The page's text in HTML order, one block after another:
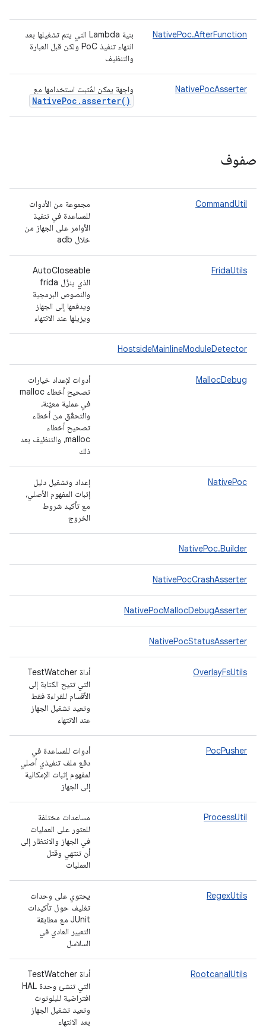
NativePoc.AfterFunction
بنية Lambda التي يتم تشغيلها بعد
انتهاء تنفيذ PoC ولكن قبل العبارة
والتنظيف
NativePocAsserter واجهة يمكن لمُثبت استخدامها مع
NativePoc .asserter( )
صفوف
CommandUtil
مجموعة من الأدوات
للمساعدة في تنفيذ
الأوامر على الجهاز من
خلال adb
FridaUtils
AutoCloseable
الذي ينزّل frida
والنصوص البرمجية
ويدفعها إلى الجهاز
ويزيلها عند الانتهاء
HostsideMainlineModuleDetector
MallocDebug
أدوات لإعداد خيارات
تصحيح أخطاء malloc
في عملية معيّنة،
والتحقّق من أخطاء
تصحيح أخطاء
malloc، والتنظيف بعد
ذلك
NativePoc
إعداد وتشغيل دليل
إثبات المفهوم الأصلي،
مع تأكيد شروط
الخروج
NativePoc.Builder
NativePocCrashAsserter
NativePocMallocDebugAsserter
NativePocStatusAsserter
OverlayFsUtils
أداة TestWatcher
التي تتيح الكتابة إلى
الأقسام للقراءة فقط
وتعيد تشغيل الجهاز
عند الانتهاء
PocPusher
أدوات للمساعدة في
دفع ملف تنفيذي أصلي
لمفهوم إثبات الإمكانية
إلى الجهاز
ProcessUtil
مساعدات مختلفة
للعثور على العمليات
في الجهاز والانتظار إلى
أن تنتهي وقتل
العمليات
RegexUtils
يحتوي على وحدات
تغليف حول تأكيدات
JUnit مع مطابقة
التعبير العادي في
السلاسل
RootcanalUtils
أداة TestWatcher
التي تنشئ وحدة HAL
افتراضية للبلوتوث
وتعيد تشغيل الجهاز
بعد الانتهاء